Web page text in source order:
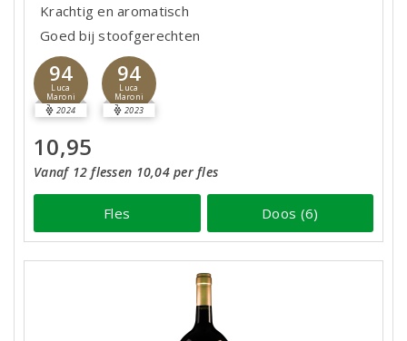
Krachtig en aromatisch
Goed bij stoofgerechten
94
Luca
Maroni
2024
94
Luca
Maroni
2023
10,95
Vanaf 12 flessen 10,04 per fles
Fles Doos (6)